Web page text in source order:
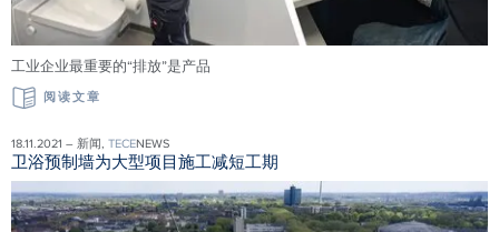
工业企业最重要的“排放”是产品
阅读文章
18.11.2021 – 新闻, TECENEWS
卫浴预制墙为大型项目施工减短工期